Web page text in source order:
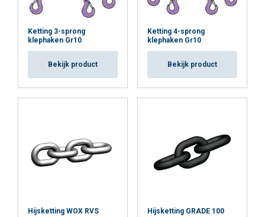
Ketting 3-sprong
klephaken Gr10
Bekijk product
Ketting 4-sprong
klephaken Gr10
Bekijk product
Hijsketting WOX RVS Hijsketting GRADE 100